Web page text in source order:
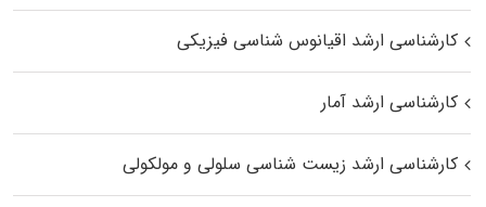
کارشناسی ارشد اقیانوس‌ شناسی فیزیکی
کارشناسی ارشد آمار
کارشناسی ارشد زیست شناسی سلولی و مولکولی